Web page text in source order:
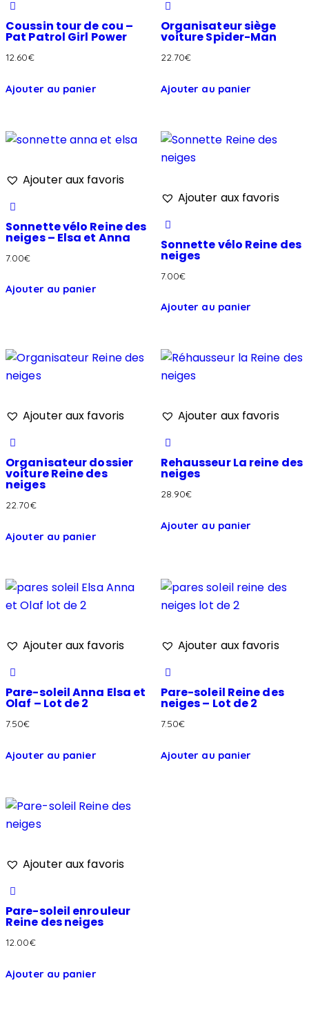
Coussin tour de cou –
Pat Patrol Girl Power
12.60€
Ajouter au panier
Organisateur siège
voiture Spider-Man
22.70€
Ajouter au panier
Ajouter aux favoris
Sonnette vélo Reine des
neiges – Elsa et Anna
7.00€
Ajouter au panier
Ajouter aux favoris
Sonnette vélo Reine des
neiges
7.00€
Ajouter au panier
Ajouter aux favoris
Organisateur dossier
voiture Reine des
neiges
22.70€
Ajouter au panier
Ajouter aux favoris
Rehausseur La reine des
neiges
28.90€
Ajouter au panier
Ajouter aux favoris
Pare-soleil Anna Elsa et
Olaf – Lot de 2
7.50€
Ajouter au panier
Ajouter aux favoris
Pare-soleil Reine des
neiges – Lot de 2
7.50€
Ajouter au panier
Ajouter aux favoris
Pare-soleil enrouleur
Reine des neiges
12.00€
Ajouter au panier